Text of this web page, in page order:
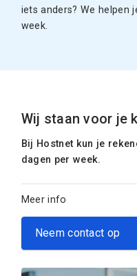
iets anders? We helpen
week.
Wij staan voor je
Bij Hostnet kun je
dagen per week.
Meer info
Neem contact op